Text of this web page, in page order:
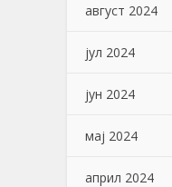
август 2024
јул 2024
јун 2024
мај 2024
април 2024